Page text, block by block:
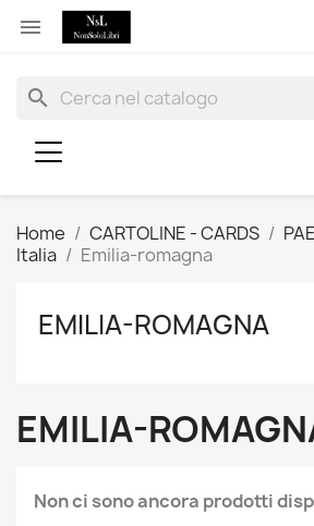

search
Home CARTOLINE - CARDS
Italia
Emilia-romagna
EMILIA-ROMAGNA
EMILIA-
Non ci sono ancora prodotti